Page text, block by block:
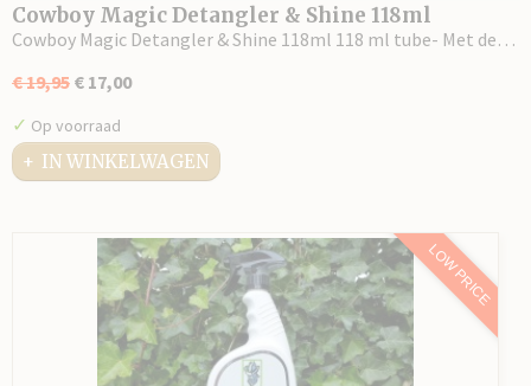
Cowboy Magic Detangler & Shine 118ml
Cowboy Magic Detangler & Shine 118ml 118 ml tube- Met de…
€ 19,95 € 17,00
✓ Op voorraad
IN WINKELWAGEN
LOW PRICE